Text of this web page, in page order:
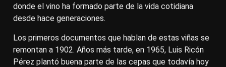
donde el vino ha formado parte de la vida cotidiana
desde hace generaciones.
Los primeros documentos que hablan de estas viñas se
remontan a 1902. Años más tarde, en 1965, Luis Ricón
Pérez plantó buena parte de las cepas que todavía hoy